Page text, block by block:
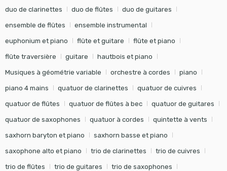
duo de clarinettes duo de flûtes duo de guitares
ensemble de flûtes ensemble instrumental
euphonium et piano flûte et guitare flûte et piano
flûte traversière guitare hautbois et piano
Musiques à géométrie variable orchestre à cordes piano
piano 4 mains quatuor de clarinettes quatuor de cuivres
quatuor de flûtes quatuor de flûtes à bec quatuor de guitares
quatuor de saxophones quatuor à cordes quintette à vents
saxhorn baryton et piano saxhorn basse et piano
saxophone alto et piano trio de clarinettes trio de cuivres
trio de flûtes trio de guitares trio de saxophones